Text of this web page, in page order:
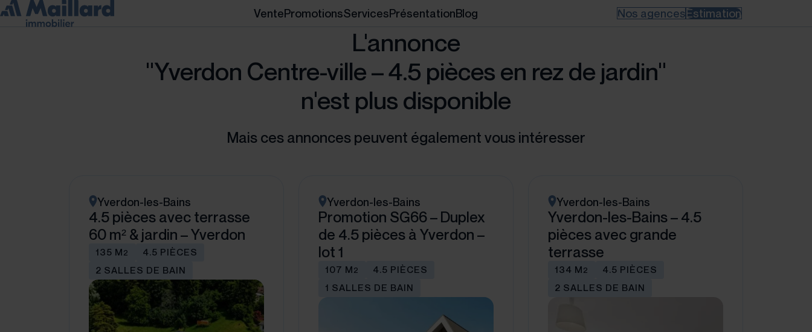
VentePromotionsServicesPrésentationBlog Nos agencesEstimation
L'annonce
"Yverdon Centre-ville – 4.5 pièces en rez de jardin"
n'est plus disponible
Mais ces annonces peuvent également vous intéresser
Yverdon-les-Bains
4.5 pièces avec terrasse
60 m² & jardin – Yverdon
135 M2
4.5 PIÈCES
2 SALLES DE BAIN
Yverdon-les-Bains
Promotion SG66 – Duplex
de 4.5 pièces à Yverdon –
lot 1
107 M2
4.5 PIÈCES
1 SALLES DE BAIN
Yverdon-les-Bains
Yverdon-les-Bains – 4.5
pièces avec grande
terrasse
134 M2
4.5 PIÈCES
2 SALLES DE BAIN